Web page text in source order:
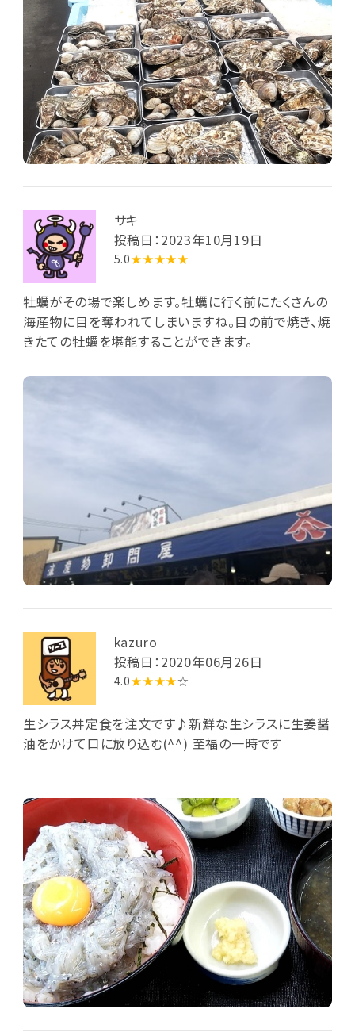
サキ
投稿日：2023年10月19日
5.0★★★★★
牡蠣がその場で楽しめます。牡蠣に行く前にたくさんの
海産物に目を奪われてしまいますね。目の前で焼き、焼
きたての牡蠣を堪能することができます。
kazuro
投稿日：2020年06月26日
4.0★★★★☆
生シラス丼定食を注文です♪新鮮な生シラスに生姜醤
油をかけて口に放り込む(^^) 至福の一時です